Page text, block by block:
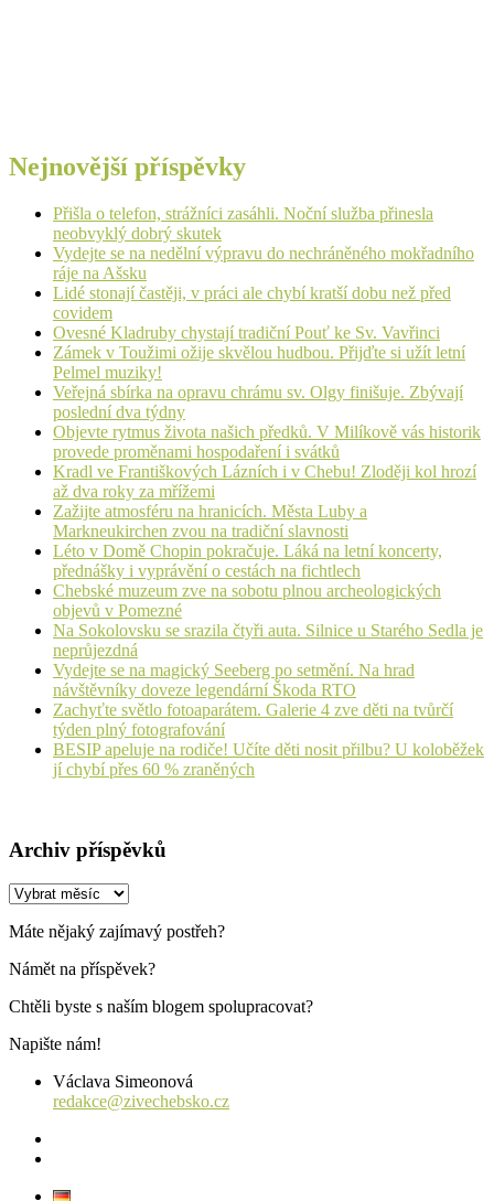
Nejnovější příspěvky
Přišla o telefon, strážníci zasáhli. Noční služba přinesla
neobvyklý dobrý skutek
Vydejte se na nedělní výpravu do nechráněného mokřadního
ráje na Ašsku
Lidé stonají častěji, v práci ale chybí kratší dobu než před
covidem
Ovesné Kladruby chystají tradiční Pouť ke Sv. Vavřinci
Zámek v Toužimi ožije skvělou hudbou. Přijďte si užít letní
Pelmel muziky!
Veřejná sbírka na opravu chrámu sv. Olgy finišuje. Zbývají
poslední dva týdny
Objevte rytmus života našich předků. V Milíkově vás historik
provede proměnami hospodaření i svátků
Kradl ve Františkových Lázních i v Chebu! Zloději kol hrozí
až dva roky za mřížemi
Zažijte atmosféru na hranicích. Města Luby a
Markneukirchen zvou na tradiční slavnosti
Léto v Domě Chopin pokračuje. Láká na letní koncerty,
přednášky i vyprávění o cestách na fichtlech
Chebské muzeum zve na sobotu plnou archeologických
objevů v Pomezné
Na Sokolovsku se srazila čtyři auta. Silnice u Starého Sedla je
neprůjezdná
Vydejte se na magický Seeberg po setmění. Na hrad
návštěvníky doveze legendární Škoda RTO
Zachyťte světlo fotoaparátem. Galerie 4 zve děti na tvůrčí
týden plný fotografování
BESIP apeluje na rodiče! Učíte děti nosit přilbu? U koloběžek
jí chybí přes 60 % zraněných
Archiv příspěvků
Archiv
Máte nějaký zajímavý postřeh?
Námět na příspěvek?
Chtěli byste s naším blogem spolupracovat?
Napište nám!
Václava Simeonová
redakce@zivechebsko.cz